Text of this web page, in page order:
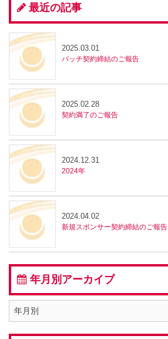
最近の記事
パッチ契約締結のご報告
2025.03.01
契約満了のご報告
2025.02.28
2024年
2024.12.31
新規スポンサー契約締結のご報告
2024.04.02
年月別アーカイブ